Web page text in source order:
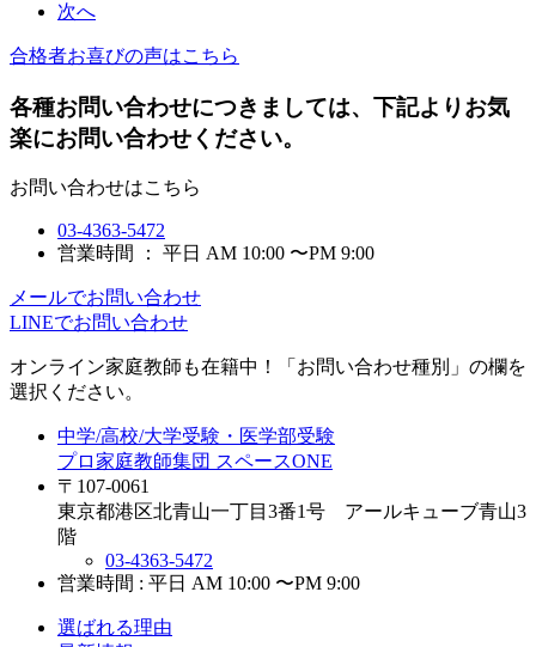
次へ
合格者お喜びの声はこちら
各種お問い合わせにつきましては、下記よりお気
楽にお問い合わせください。
お問い合わせはこちら
03-4363-5472
営業時間 ： 平日 AM 10:00 〜PM 9:00
メールでお問い合わせ
LINEでお問い合わせ
オンライン家庭教師 も在籍中！「お問い合わせ種別」の欄を
選択ください。
中学/高校/大学受験・医学部受験
プロ家庭教師集団 スペースONE
〒107-0061
東京都港区北青山一丁目3番1号 アールキューブ青山3
階
03-4363-5472
営業時間 : 平日 AM 10:00 〜PM 9:00
選ばれる理由